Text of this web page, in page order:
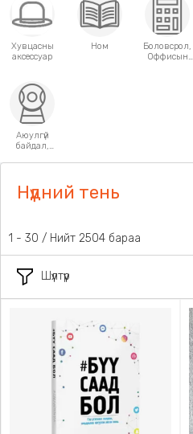
Хувцасны
аксессуар
Ном
Боловсрол,
Оффисын
Аюулгүй
байдал,
Нүдний тень
Шүүлтүүр
1 - 30 / Нийт 2504 бараа